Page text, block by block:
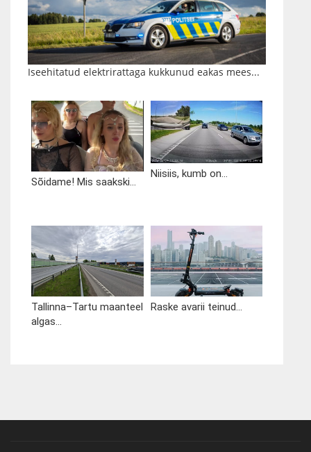
Iseehitatud elektrirattaga kukkunud eakas mees...
Sõidame! Mis saakski...
Niisiis, kumb on...
Tallinna–Tartu maanteel
algas...
Raske avarii teinud...